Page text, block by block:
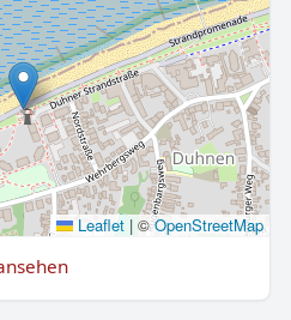
Leaflet |©OpenStreetMap